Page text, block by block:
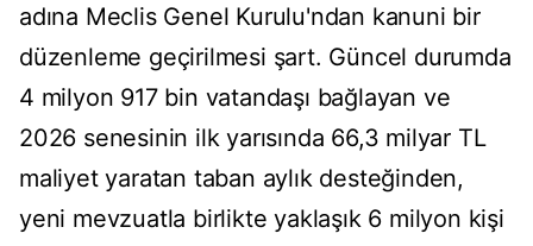
adına Meclis Genel Kurulu'ndan kanuni bir
düzenleme geçirilmesi şart. Güncel durumda
4 milyon 917 bin vatandaşı bağlayan ve
2026 senesinin ilk yarısında 66,3 milyar TL
maliyet yaratan taban aylık desteğinden,
yeni mevzuatla birlikte yaklaşık 6 milyon kişi